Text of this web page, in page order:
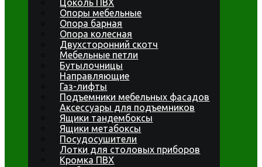
Цоколь ПВХ
Опоры мебельные
Опора барная
Опора колесная
Двухсторонний скотч
Мебельные петли
Бутылочницы
Направляющие
Газ-лифты
Подъемники мебельных фасадов
Аксессуары для подъемников
Ящики тандембоксы
Ящики метабоксы
Посудосушители
Лотки для столовых приборов
Кромка ПВХ